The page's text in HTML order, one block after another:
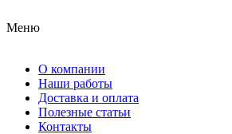
Меню
О компании
Наши работы
Доставка и оплата
Полезные статьи
Контакты